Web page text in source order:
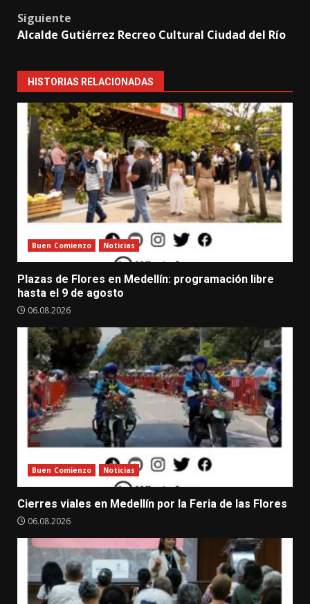
Siguiente
Alcalde Gutiérrez Recreo Cultural Ciudad del Río
HISTORIAS RELACIONADAS
Buen Comienzo Noticias
Plazas de Flores en Medellín: programación libre
hasta el 9 de agosto
06.08.2026
Buen Comienzo Noticias
Cierres viales en Medellín por la Feria de las Flores
06.08.2026